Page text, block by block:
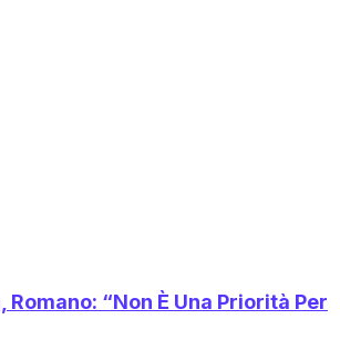
“Non È Una Priorità Per